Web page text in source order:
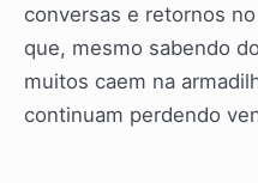
conversas e retornos
que, mesmo sabendo
muitos caem na
continuam perdendo